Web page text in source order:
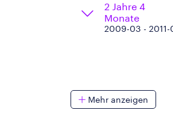
2 Jahre 4
Monate
2009-03 - 2011-
Mehr anzeigen